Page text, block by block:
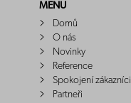
MENU
Domů
O nás
Novinky
Reference
Spokojení zákazníci
Partneři